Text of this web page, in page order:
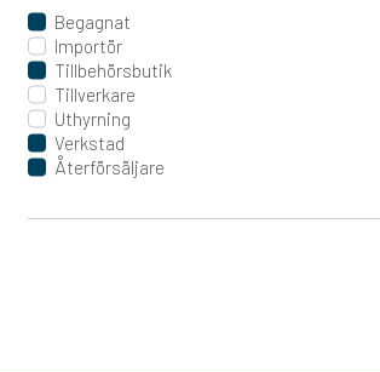
Begagnat
Importör
Tillbehörsbutik
Tillverkare
Uthyrning
Verkstad
Återförsäljare